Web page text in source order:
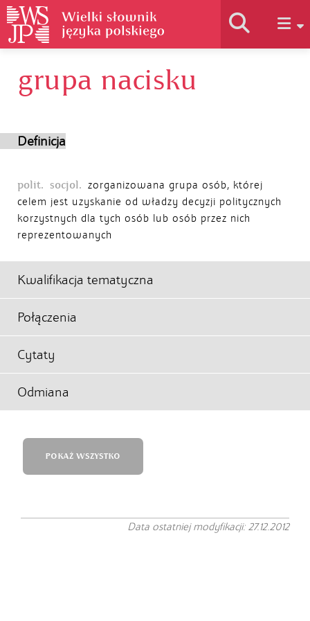
Historia słownika
Autorzy
grupa nacisku
Definicja
polit. socjol. zorganizowana grupa osób, której
celem jest uzyskanie od władzy decyzji politycznych
korzystnych dla tych osób lub osób przez nich
reprezentowanych
Kwalifikacja tematyczna
Połączenia
Cytaty
Odmiana
POKAŻ WSZYSTKO
Data ostatniej modyfikacji: 27.12.2012